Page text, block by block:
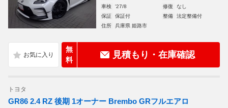
車検
'27/8 修復
なし
保証
保証付 整備
法定整備付
住所
兵庫県 姫路市
無
料
見積もり・在庫確認
トヨタ
GR86 2.4 RZ 後期 1オーナー Brembo GRフルエアロ